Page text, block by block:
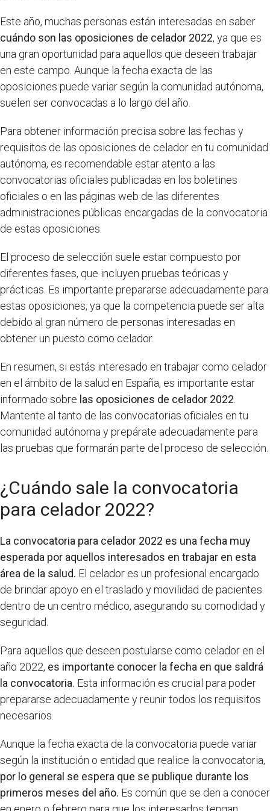
Este año, muchas personas están interesadas en saber
cuándo son las oposiciones de celador 2022, ya que es
una gran oportunidad para aquellos que deseen trabajar
en este campo. Aunque la fecha exacta de las
oposiciones puede variar según la comunidad autónoma,
suelen ser convocadas a lo largo del año.
Para obtener información precisa sobre las fechas y
requisitos de las oposiciones de celador en tu comunidad
autónoma, es recomendable estar atento a las
convocatorias oficiales publicadas en los boletines
oficiales o en las páginas web de las diferentes
administraciones públicas encargadas de la convocatoria
de estas oposiciones.
El proceso de selección suele estar compuesto por
diferentes fases, que incluyen pruebas teóricas y
prácticas. Es importante prepararse adecuadamente para
estas oposiciones, ya que la competencia puede ser alta
debido al gran número de personas interesadas en
obtener un puesto como celador.
En resumen, si estás interesado en trabajar como celador
en el ámbito de la salud en España, es importante estar
informado sobre las oposiciones de celador 2022
Mantente al tanto de las convocatorias oficiales en tu
comunidad autónoma y prepárate adecuadamente para
las pruebas que formarán parte del proceso de selección.
¿Cuándo sale la convocatoria
para celador 2022?
La convocatoria para celador 2022 es una fecha muy
esperada por aquellos interesados en trabajar en esta
área de la salud. El celador es un profesional encargado
de brindar apoyo en el traslado y movilidad de pacientes
dentro de un centro médico, asegurando su comodidad y
seguridad.
Para aquellos que deseen postularse como celador en el
año 2022, es importante conocer la fecha en que saldrá
la convocatoria. Esta información es crucial para poder
prepararse adecuadamente y reunir todos los requisitos
necesarios.
Aunque la fecha exacta de la convocatoria puede variar
según la institución o entidad que realice la convocatoria,
por lo general se espera que se publique durante los
primeros meses del año. Es común que se den a conocer